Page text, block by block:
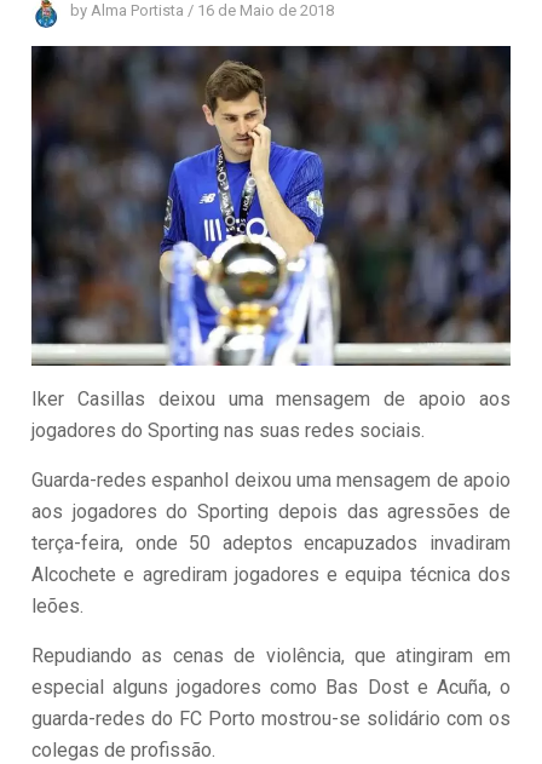
byAlma Portista / 16 de Maio de 2018
Iker Casillas deixou uma mensagem de apoio aos
jogadores do Sporting nas suas redes sociais.
Guarda-redes espanhol deixou uma mensagem de apoio
aos jogadores do Sporting depois das agressões de
terça-feira, onde 50 adeptos encapuzados invadiram
Alcochete e agrediram jogadores e equipa técnica dos
leões.
Repudiando as cenas de violência, que atingiram em
especial alguns jogadores como Bas Dost e Acuña, o
guarda-redes do FC Porto mostrou-se solidário com os
colegas de profissão.